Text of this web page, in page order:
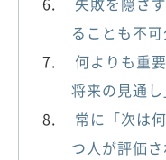
ることも不可
何よりも重
将来の見通し
常に「次は
つ人が評価さ